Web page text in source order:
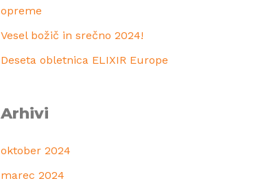
opreme
Vesel božič in srečno 2024!
Deseta obletnica ELIXIR Europe
Arhivi
oktober 2024
marec 2024